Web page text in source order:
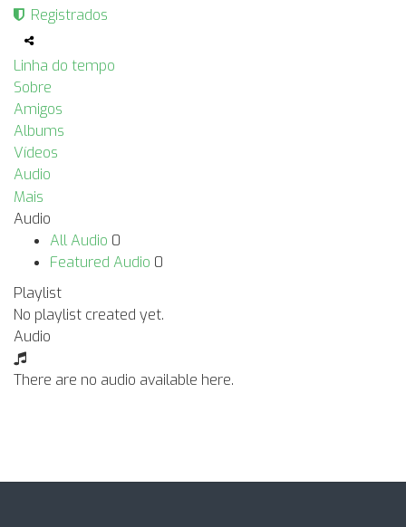
Registrados
Linha do tempo
Sobre
Amigos
Albums
Vídeos
Audio
Mais
Audio
All Audio 0
Featured Audio 0
Playlist
No playlist created yet.
Audio
There are no audio available here.